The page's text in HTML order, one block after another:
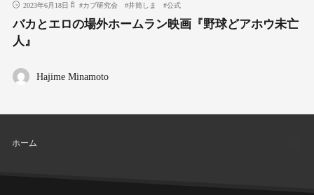
2023年6月18日 #カブ研究会 #井筒しま #公式
バカとエロの場外ホームラン映画『野球どアホウ未亡
人』
Hajime Minamoto
ホーム